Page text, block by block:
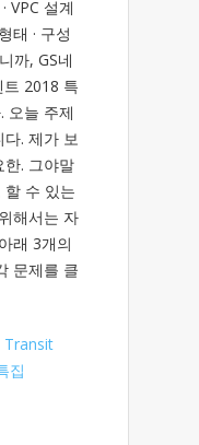
VPC 설계
태 · 구성
까, GS네
트 2018 특
오늘 주제
. 제가 보
한. 그야말
할 수 있는
해서는 자
래 3개의
문제를 클
Transit
집